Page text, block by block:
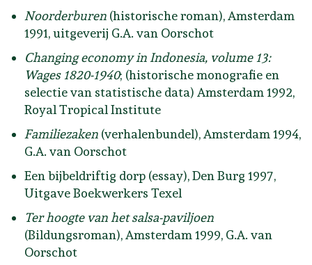
Noorderburen (historische roman), Amsterdam
1991, uitgeverij G.A. van Oorschot
Changing economy in Indonesia, volume 13:
Wages 1820-1940; (historische monografie en
selectie van statistische data) Amsterdam 1992,
Royal Tropical Institute
Familiezaken (verhalenbundel), Amsterdam 1994,
G.A. van Oorschot
Een bijbeldriftig dorp (essay), Den Burg 1997,
Uitgave Boekwerkers Texel
Ter hoogte van het salsa-paviljoen
(Bildungsroman), Amsterdam 1999, G.A. van
Oorschot